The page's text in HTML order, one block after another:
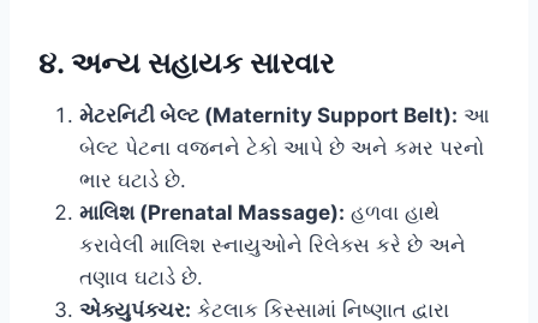
૪. અન્ય સહાયક સારવાર
મેટરનિટી બેલ્ટ (Maternity Support Belt): આ
બેલ્ટ પેટના વજનને ટેકો આપે છે અને કમર પરનો
ભાર ઘટાડે છે.
માલિશ (Prenatal Massage): હળવા હાથે
કરાવેલી માલિશ સ્નાયુઓને રિલેક્સ કરે છે અને
તણાવ ઘટાડે છે.
એક્યુપંક્ચર: કેટલાક કિસ્સામાં નિષ્ણાત દ્વારા